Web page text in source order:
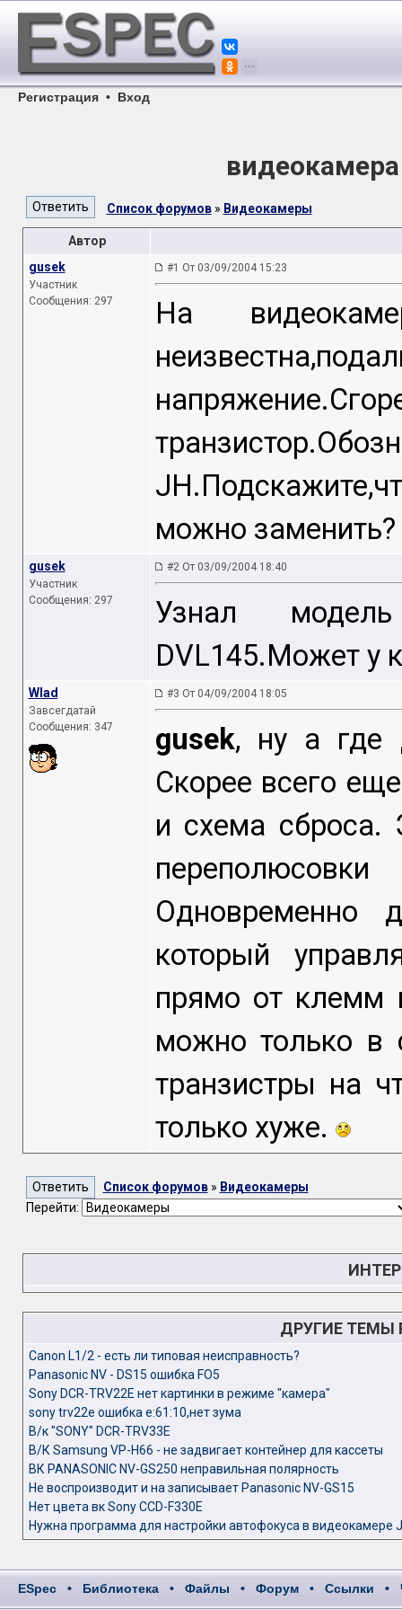
Регистрация • Вход
Список форумов» Видеокамеры
Автор
gusek
Участник
Сообщения: 297
#1 От 03/09/2004 15:23
На
можно заменить?
gusek
Участник
Сообщения: 297
#2 От 03/09/2004 18:40
Узнал
DVL145.Может у
Wlad
Завсегдатай
Сообщения: 347
#3 От 04/09/2004 18:05
gusek, ну а где
Скорее всего
и схема сброса.
Одновременно
который
прямо от клемм
можно только в
транзистры на
только хуже.
Список форумов» Видеокамеры
Перейти:
ДРУГИЕ ТЕМЫ
Canon L1/2 - есть ли типовая неисправность?
Panasonic NV - DS15 ошибка FO5
Sony DCR-TRV22E нет картинки в режиме "камера"
sony trv22e ошибка е:61:10,нет зума
В/к "SONY" DCR-TRV33E
В/К Samsung VP-H66 - не задвигает контейнер для кассеты
ВК PANASONIC NV-GS250 неправильная полярность
Не воспроизводит и на записывает Panasonic NV-GS15
Нет цвета вк Sony CCD-F330E
Нужна программа для настройки автофокуса в видеокамере
ESpec • Библиотека • Файлы • Форум • Ссылки •